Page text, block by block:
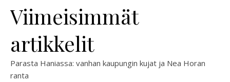
Viimeisimmät
artikkelit
Parasta Haniassa: vanhan kaupungin kujat ja Nea Horan
ranta